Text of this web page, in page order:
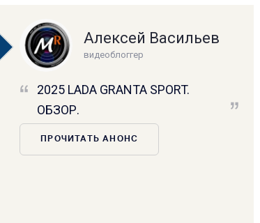
Алексей Васильев
видеоблоггер
2025 LADA GRANTA SPORT.
ОБЗОР.
ПРОЧИТАТЬ АНОНС